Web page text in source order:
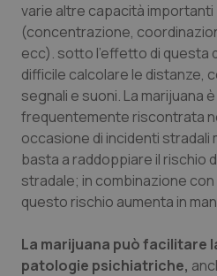
Rene & patologie
Salute orale & impianti
Sangue &
Tiroide
Tumore al seno
Tumore ovarico
varie altre capacità importanti
(concentrazione,
ecc). sotto l’effetto di questa
difficile calcolare le distanze,
segnali e suoni. La marijuana
frequentemente riscontrata
occasione di incidenti stradali
basta a raddoppiare il rischio
stradale; in combinazione con
questo rischio aumenta in
La marijuana può facilitare
patologie psichiatriche,